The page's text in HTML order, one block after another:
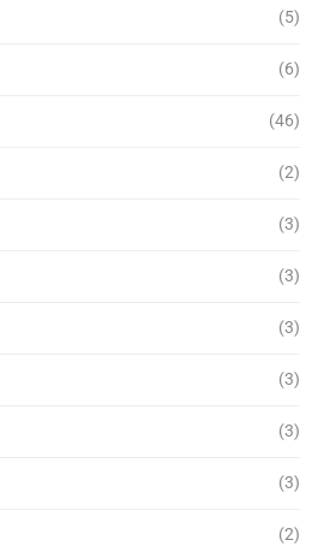
(5)
(6)
(46)
(2)
(3)
(3)
(3)
(3)
(3)
(3)
(2)